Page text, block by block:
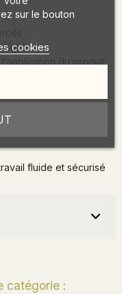
rigides
maniabilité optimale
fluide et sécurisé
catégorie :
sur le bouton
cookies